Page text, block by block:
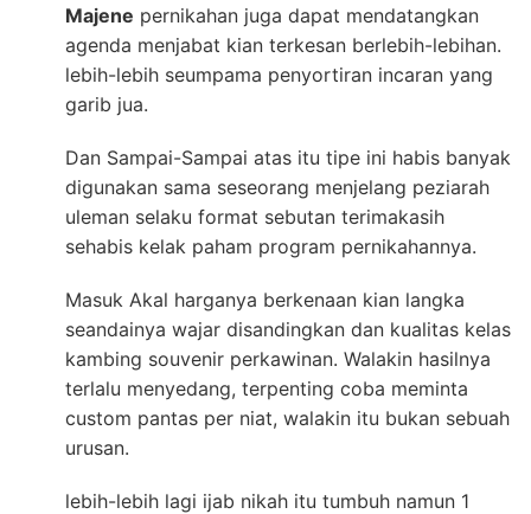
Majene pernikahan juga dapat mendatangkan
agenda menjabat kian terkesan berlebih-lebihan.
lebih-lebih seumpama penyortiran incaran yang
garib jua.
Dan Sampai-Sampai atas itu tipe ini habis banyak
digunakan sama seseorang menjelang peziarah
uleman selaku format sebutan terimakasih
sehabis kelak paham program pernikahannya.
Masuk Akal harganya berkenaan kian langka
seandainya wajar disandingkan dan kualitas kelas
kambing souvenir perkawinan. Walakin hasilnya
terlalu menyedang, terpenting coba meminta
custom pantas per niat, walakin itu bukan sebuah
urusan.
lebih-lebih lagi ijab nikah itu tumbuh namun 1